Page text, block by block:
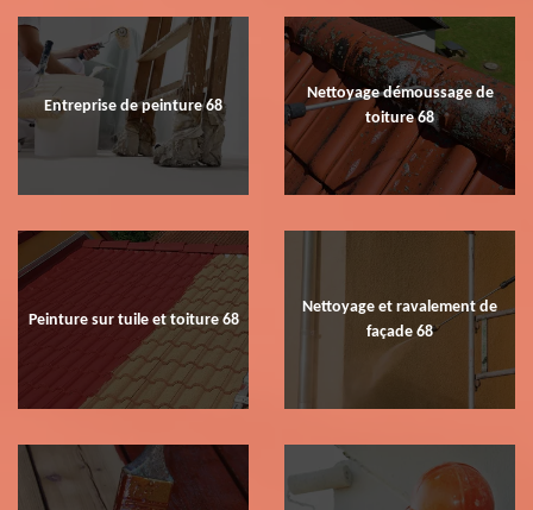
Entreprise de peinture 68
Nettoyage démoussage de
toiture 68
Peinture sur tuile et toiture 68
Nettoyage et ravalement de
façade 68